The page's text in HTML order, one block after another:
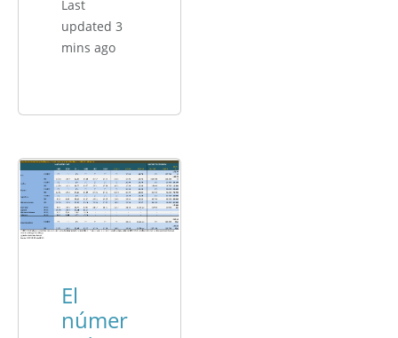
Last
updated 3
mins ago
El
númer